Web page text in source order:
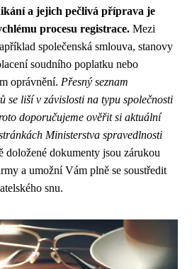
a jejich pečlivá příprava je
procesu registrace. Mezi
společenská smlouva, stanovy
soudního poplatku nebo
oprávnění. Přesný seznam
se liší v závislosti na typu společnosti
doporučujeme ověřit si aktuální
Ministerstva spravedlnosti
doložené dokumenty jsou zárukou
a umožní Vám plně se soustředit
snu.